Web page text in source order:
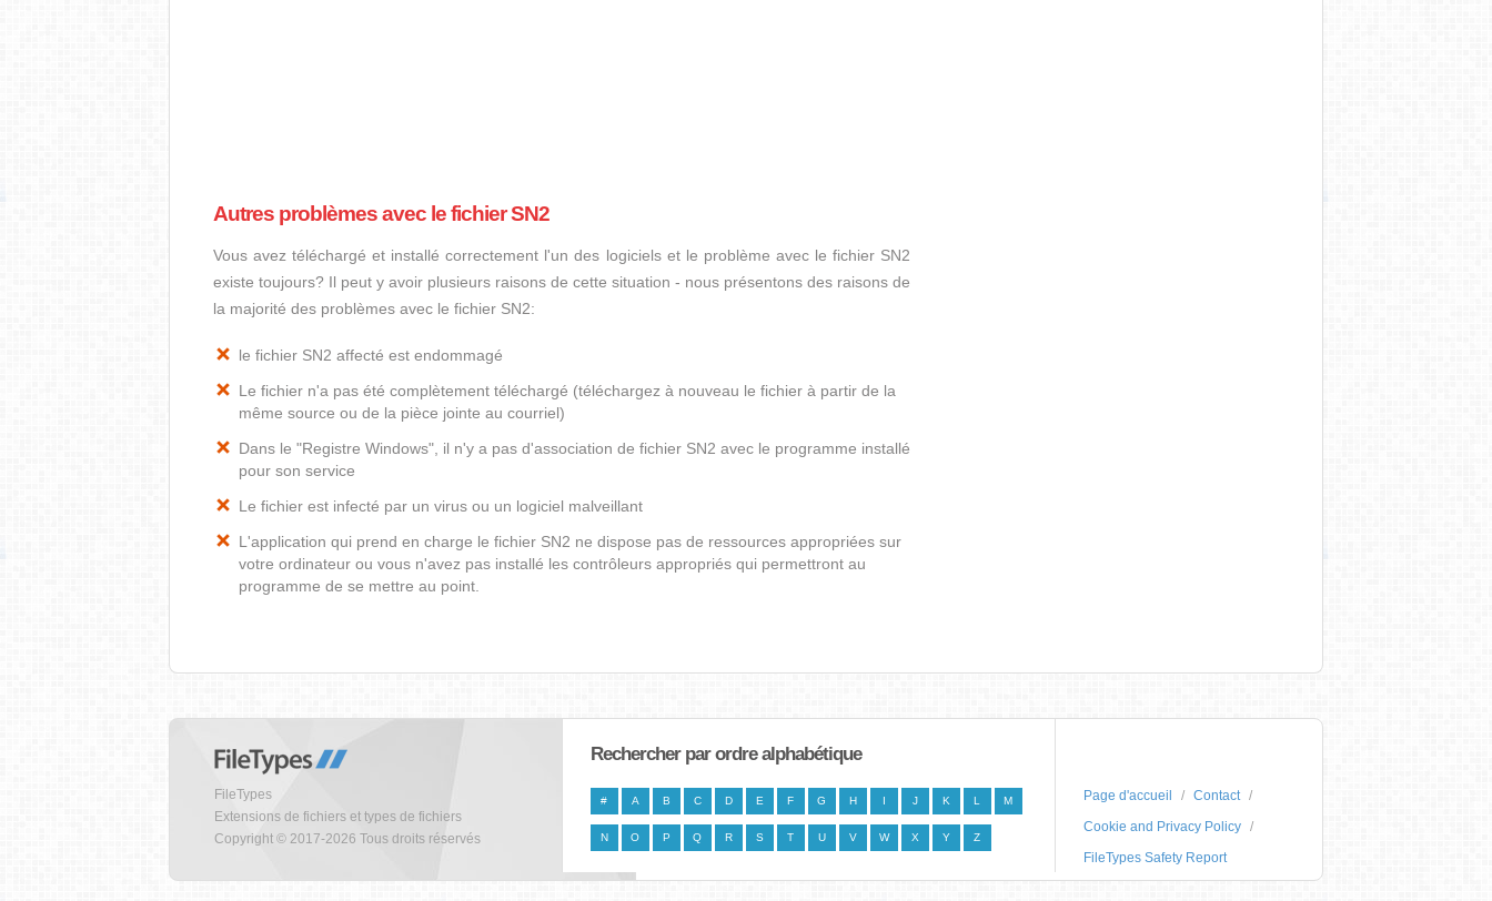
Autres problèmes avec le fichier SN2
Vous avez téléchargé et installé correctement l'un des logiciels et le problème avec le fichier SN2
existe toujours? Il peut y avoir plusieurs raisons de cette situation - nous présentons des raisons de
la majorité des problèmes avec le fichier SN2:
le fichier SN2 affecté est endommagé
Le fichier n'a pas été complètement téléchargé (téléchargez à nouveau le fichier à partir de la
même source ou de la pièce jointe au courriel)
Dans le "Registre Windows", il n'y a pas d'association de fichier SN2 avec le programme installé
pour son service
Le fichier est infecté par un virus ou un logiciel malveillant
L'application qui prend en charge le fichier SN2 ne dispose pas de ressources appropriées sur
votre ordinateur ou vous n'avez pas installé les contrôleurs appropriés qui permettront au
programme de se mettre au point.
FileTypes
Extensions de fichiers et types de fichiers
Copyright © 2017-2026 Tous droits réservés
Rechercher par ordre alphabétique
# A B C D E F G H I J K L M
N O P Q R S T U V W X Y Z
Page d'accueil
Contact
Cookie and Privacy Policy
FileTypes Safety Report